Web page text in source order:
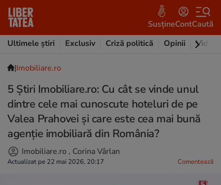
SusțineContCaută
Ultimele știri
Exclusiv Criză politică Opinii Video
|Imobiliare.ro
5 Știri Imobiliare.ro: Cu cât se vinde unul
dintre cele mai cunoscute hoteluri de pe
Valea Prahovei și care este cea mai bună
agenție imobiliară din România?
Imobiliare.ro , Corina Vârlan
Actualizat pe 22 mai 2026, 20:17 Comentează